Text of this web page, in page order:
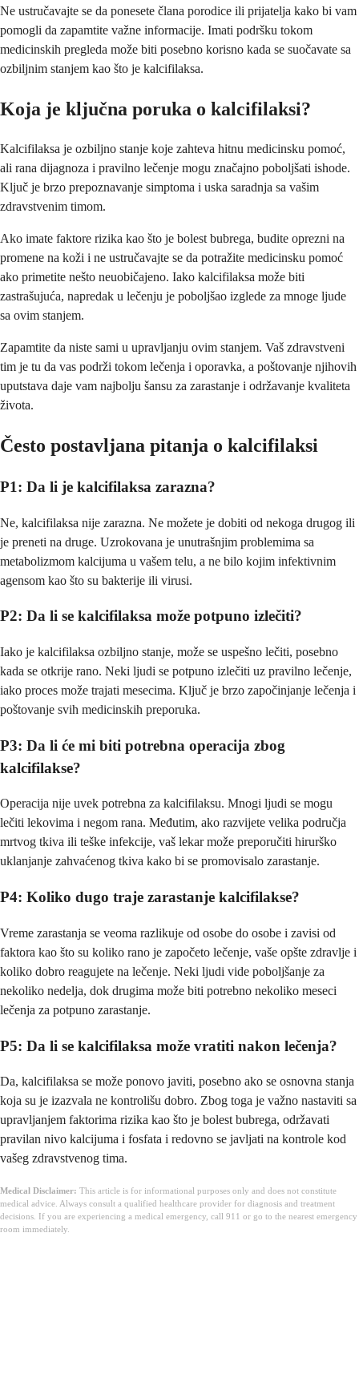
Ne ustručavajte se da ponesete člana porodice ili prijatelja kako bi vam
pomogli da zapamtite važne informacije. Imati podršku tokom
medicinskih pregleda može biti posebno korisno kada se suočavate sa
ozbiljnim stanjem kao što je kalcifilaksa.
Koja je ključna poruka o kalcifilaksi?
Kalcifilaksa je ozbiljno stanje koje zahteva hitnu medicinsku pomoć,
ali rana dijagnoza i pravilno lečenje mogu značajno poboljšati ishode.
Ključ je brzo prepoznavanje simptoma i uska saradnja sa vašim
zdravstvenim timom.
Ako imate faktore rizika kao što je bolest bubrega, budite oprezni na
promene na koži i ne ustručavajte se da potražite medicinsku pomoć
ako primetite nešto neuobičajeno. Iako kalcifilaksa može biti
zastrašujuća, napredak u lečenju je poboljšao izglede za mnoge ljude
sa ovim stanjem.
Zapamtite da niste sami u upravljanju ovim stanjem. Vaš zdravstveni
tim je tu da vas podrži tokom lečenja i oporavka, a poštovanje njihovih
uputstava daje vam najbolju šansu za zarastanje i održavanje kvaliteta
života.
Često postavljana pitanja o kalcifilaksi
P1: Da li je kalcifilaksa zarazna?
Ne, kalcifilaksa nije zarazna. Ne možete je dobiti od nekoga drugog ili
je preneti na druge. Uzrokovana je unutrašnjim problemima sa
metabolizmom kalcijuma u vašem telu, a ne bilo kojim infektivnim
agensom kao što su bakterije ili virusi.
P2: Da li se kalcifilaksa može potpuno izlečiti?
Iako je kalcifilaksa ozbiljno stanje, može se uspešno lečiti, posebno
kada se otkrije rano. Neki ljudi se potpuno izlečiti uz pravilno lečenje,
iako proces može trajati mesecima. Ključ je brzo započinjanje lečenja i
poštovanje svih medicinskih preporuka.
P3: Da li će mi biti potrebna operacija zbog
kalcifilakse?
Operacija nije uvek potrebna za kalcifilaksu. Mnogi ljudi se mogu
lečiti lekovima i negom rana. Međutim, ako razvijete velika područja
mrtvog tkiva ili teške infekcije, vaš lekar može preporučiti hirurško
uklanjanje zahvaćenog tkiva kako bi se promovisalo zarastanje.
P4: Koliko dugo traje zarastanje kalcifilakse?
Vreme zarastanja se veoma razlikuje od osobe do osobe i zavisi od
faktora kao što su koliko rano je započeto lečenje, vaše opšte zdravlje i
koliko dobro reagujete na lečenje. Neki ljudi vide poboljšanje za
nekoliko nedelja, dok drugima može biti potrebno nekoliko meseci
lečenja za potpuno zarastanje.
P5: Da li se kalcifilaksa može vratiti nakon lečenja?
Da, kalcifilaksa se može ponovo javiti, posebno ako se osnovna stanja
koja su je izazvala ne kontrolišu dobro. Zbog toga je važno nastaviti sa
upravljanjem faktorima rizika kao što je bolest bubrega, održavati
pravilan nivo kalcijuma i fosfata i redovno se javljati na kontrole kod
vašeg zdravstvenog tima.
Medical Disclaimer: This article is for informational purposes only and does not constitute
medical advice. Always consult a qualified healthcare provider for diagnosis and treatment
decisions. If you are experiencing a medical emergency, call 911 or go to the nearest emergency
room immediately.